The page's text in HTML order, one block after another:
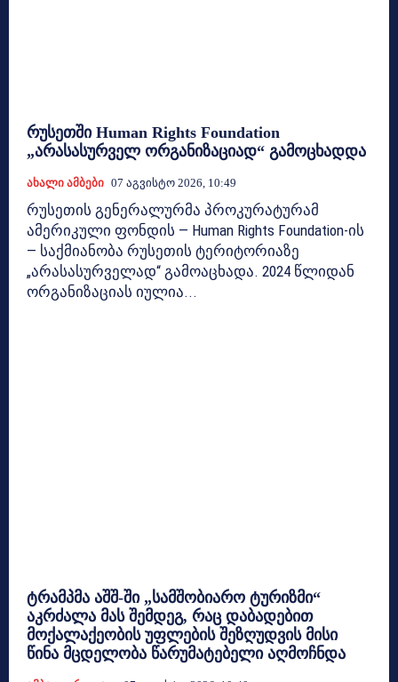
რუსეთში Human Rights Foundation
„არასასურველ ორგანიზაციად“ გამოცხადდა
Ახალი Ამბები 07 Აგვისტო 2026, 10:49
რუსეთის გენერალურმა პროკურატურამ
ამერიკული ფონდის — Human Rights Foundation-ის
— საქმიანობა რუსეთის ტერიტორიაზე
„არასასურველად“ გამოაცხადა. 2024 წლიდან
ორგანიზაციას იულია...
ტრამპმა აშშ-ში „სამშობიარო ტურიზმი“
აკრძალა მას შემდეგ, რაც დაბადებით
მოქალაქეობის უფლების შეზღუდვის მისი
წინა მცდელობა წარუმატებელი აღმოჩნდა